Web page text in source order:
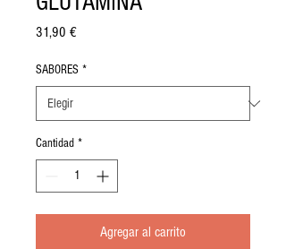
31,90 €Precio
SABORES *
Cantidad *
Agregar al carrito